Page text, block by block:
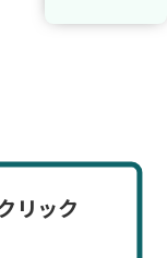
リック